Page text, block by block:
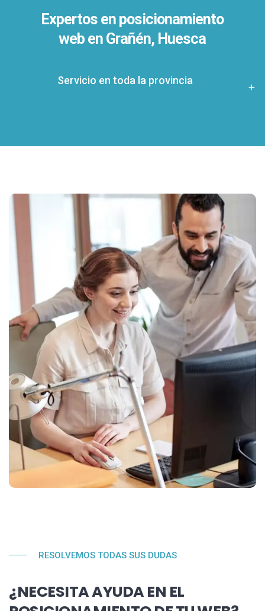
Expertos en posicionamiento
web en Grañén, Huesca
Servicio en toda la provincia
RESOLVEMOS TODAS SUS DUDAS
¿NECESITA AYUDA EN EL